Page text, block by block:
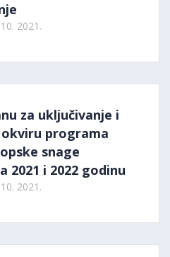
2021.
za uključivanje i
programa
snage
2021 i 2022 godinu
2021.